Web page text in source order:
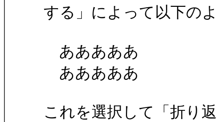
する」によって以下の
あああああ
あああああ
これを選択して「折り